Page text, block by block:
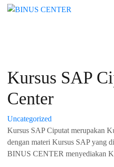
Kursus SAP
Center
Uncategorized
Kursus SAP Ciputat merupakan
dengan materi Kursus SAP yang
BINUS CENTER menyediakan